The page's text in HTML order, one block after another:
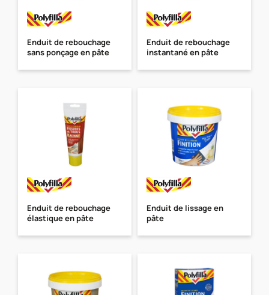
Enduit de rebouchage
sans ponçage en pâte
Enduit de rebouchage
instantané en pâte
Enduit de rebouchage
élastique en pâte
Enduit de lissage en
pâte